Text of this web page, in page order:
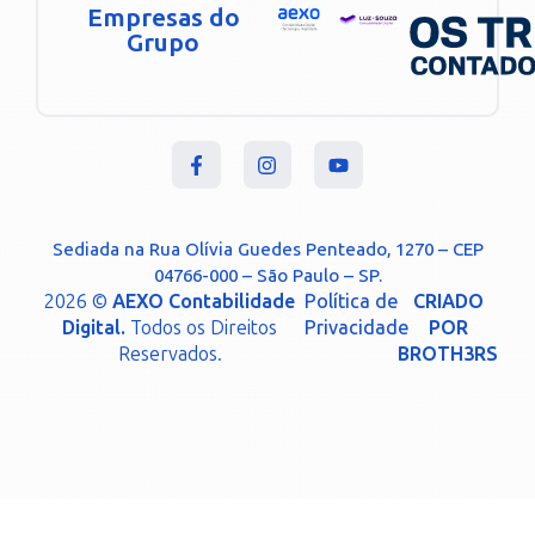
Empresas do
Grupo
Sediada na Rua Olívia Guedes Penteado, 1270 – CEP
04766-000 – São Paulo – SP.
2026 ©AEXO Contabilidade
Digital. Todos os Direitos
Reservados.
Política de
Privacidade
CRIADO
POR
BROTH3RS